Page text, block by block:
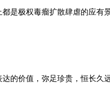
是极权毒瘤扩散肆虐的应
价值，弥足珍贵，恒长久